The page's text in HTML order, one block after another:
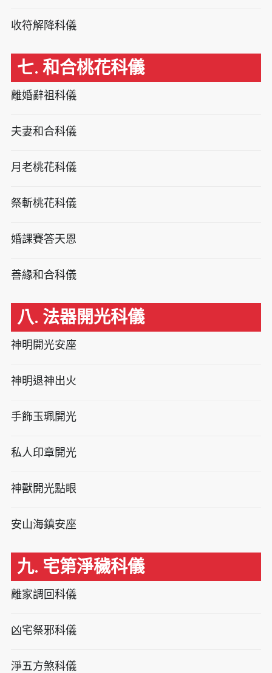
收符解降科儀
七. 和合桃花科儀
離婚辭祖科儀
夫妻和合科儀
月老桃花科儀
祭斬桃花科儀
婚課賽答天恩
善緣和合科儀
八. 法器開光科儀
神明開光安座
神明退神出火
手飾玉珮開光
私人印章開光
神獸開光點眼
安山海鎮安座
九. 宅第淨穢科儀
離家調回科儀
凶宅祭邪科儀
淨五方煞科儀